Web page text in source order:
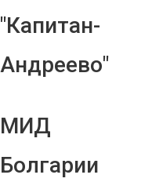
"Капитан-
Андреево"
МИД
Болгарии